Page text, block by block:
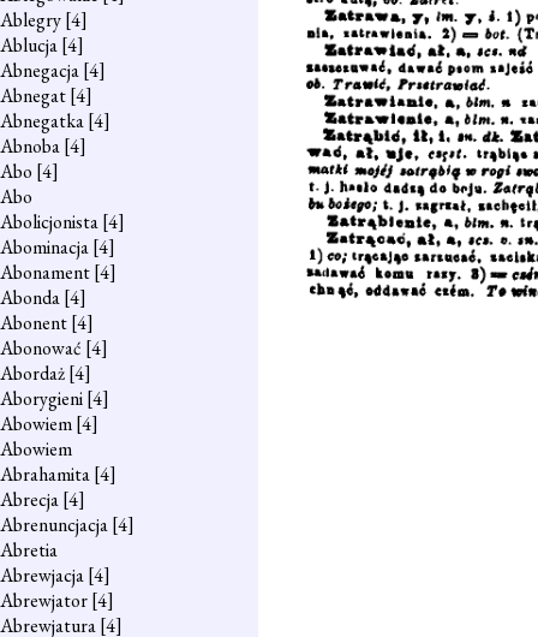
Ablegry[4]
Ablucja[4]
Abnegacja[4]
Abnegat[4]
Abnegatka[4]
Abnoba[4]
Abo [4]
Abo
Abolicjonista[4]
Abominacja[4]
Abonament[4]
Abonda[4]
Abonent[4]
Abonować [4]
Abordaż[4]
Aborygieni[4]
Abowiem[4]
Abowiem
Abrahamita[4]
Abrecja[4]
Abrenuncjacja[4]
Abretia
Abrewjacja[4]
Abrewjator[4]
Abrewjatura[4]